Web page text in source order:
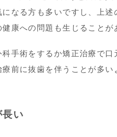
なる方も多いですし、上
康への問題も生じることが
科手術をするか矯正治療で
前に抜歯を伴うことが多い
長い